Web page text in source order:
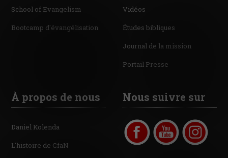
School of Evangelism
Bootcamp d'évangélisation
Vidéos
Études bibliques
Journal de la mission
Portail Presse
À propos de nous
Daniel Kolenda
L'histoire de CfaN
Nous suivre sur